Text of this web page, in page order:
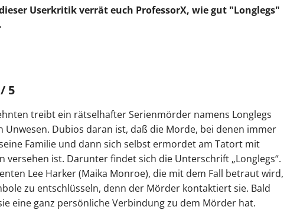
Userkritik verrät euch ProfessorX, wie gut "Longlegs"
5
treibt ein rätselhafter Serienmörder namens Longlegs
Unwesen. Dubios daran ist, daß die Morde, bei denen immer
Familie und dann sich selbst ermordet am Tatort mit
versehen ist. Darunter findet sich die Unterschrift „Longlegs“.
Lee Harker (Maika Monroe), die mit dem Fall betraut wird,
zu entschlüsseln, denn der Mörder kontaktiert sie. Bald
eine ganz persönliche Verbindung zu dem Mörder hat.